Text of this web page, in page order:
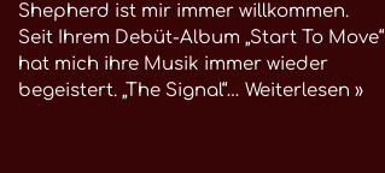
Shepherd ist mir immer willkommen.
Seit Ihrem Debüt-Album „Start To Move“
hat mich ihre Musik immer wieder
begeistert. „The Signal“… Weiterlesen »